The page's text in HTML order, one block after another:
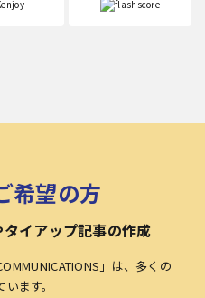
希望の方
イアップ記事の作成
」は、多くの
ます。